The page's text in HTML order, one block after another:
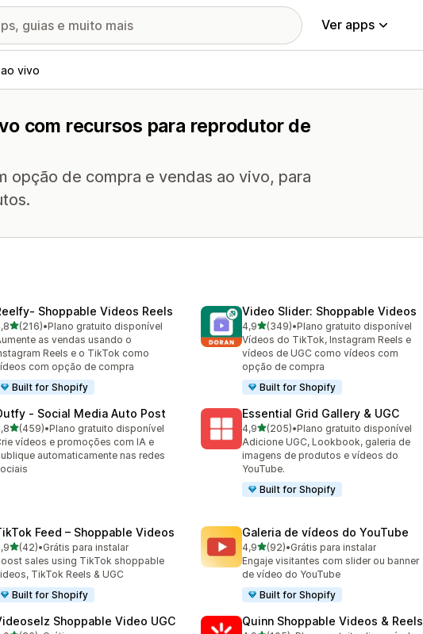
Ver apps
vivo
com recursos para reprodutor de
opção de compra e vendas ao vivo, para
Shoppable Videos Reels
de 5 estrelas
(216)
avaliações ao todo
•Plano gratuito disponível
as vendas usando o
Reels e o TikTok como
com opção de compra
Built for Shopify
Video Slider: Shoppable Videos
4,9de 5 estrelas
(349)
349 avaliações ao todo
•Plano gratuito disponível
Vídeos do TikTok, Instagram Reels e
vídeos de UGC como vídeos com
opção de compra
Built for Shopify
‑ Social Media Auto Post
de 5 estrelas
(459)
avaliações ao todo
•Plano gratuito disponível
vídeos e promoções com IA e
automaticamente nas redes
Essential Grid Gallery & UGC
4,9de 5 estrelas
(205)
205 avaliações ao todo
•Plano gratuito disponível
Adicione UGC, Lookbook, galeria de
imagens de produtos e vídeos do
YouTube.
Built for Shopify
Feed – Shoppable Videos
de 5 estrelas
(42)
avaliações ao todo
•Grátis para instalar
sales using TikTok shoppable
TikTok Reels & UGC
Built for Shopify
Galeria de vídeos do YouTube
4,9de 5 estrelas
(92)
92 avaliações ao todo
•Grátis para instalar
Engaje visitantes com slider ou banner
de vídeo do YouTube
Built for Shopify
Shoppable Video UGC Quinn Shoppable Videos & Reels